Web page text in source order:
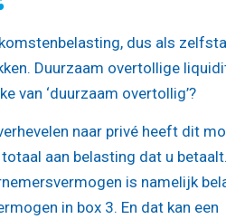
dus als
Duurzaam overtollige
van ‘duurzaam overtollig’?
naar privé heeft dit
aan belasting dat u
is namelijk
in box 3. En dat kan een